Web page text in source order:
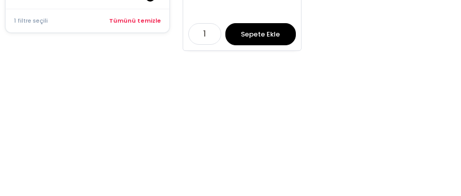
1 filtre seçili Tümünü temizle
Sepete Ekle